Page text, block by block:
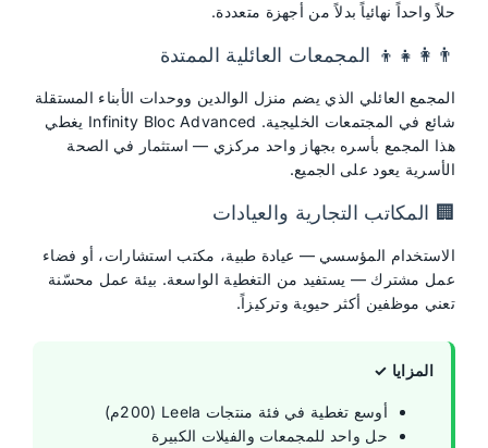
حلاً واحداً نهائياً بدلاً من أجهزة متعددة.
👨‍👩‍👧‍👦 المجمعات العائلية الممتدة
المجمع العائلي الذي يضم منزل الوالدين ووحدات الأبناء المستقلة
شائع في المجتمعات الخليجية. Infinity Bloc Advanced يغطي
هذا المجمع بأسره بجهاز واحد مركزي — استثمار في الصحة
الأسرية يعود على الجميع.
🏢 المكاتب التجارية والعيادات
الاستخدام المؤسسي — عيادة طبية، مكتب استشارات، أو فضاء
عمل مشترك — يستفيد من التغطية الواسعة. بيئة عمل محسّنة
تعني موظفين أكثر حيوية وتركيزاً.
المزايا ✓
أوسع تغطية في فئة منتجات Leela (200م)
حل واحد للمجمعات والفيلات الكبيرة